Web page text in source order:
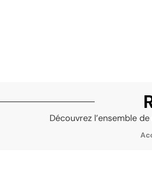
Découvrez l’ensemble